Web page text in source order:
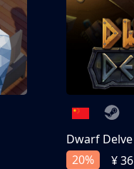
Dwarf Delve
20%
¥ 36